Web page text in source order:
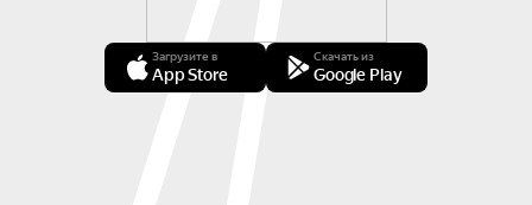
Загрузите в
App Store
Скачать из
Google Play